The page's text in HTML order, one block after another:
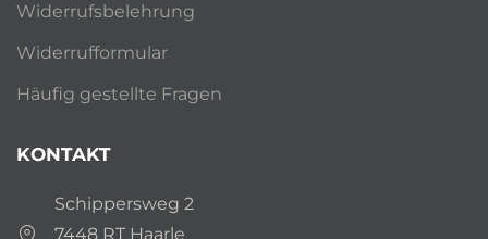
Widerrufsbelehrung
Widerrufformular
Häufig gestellte Fragen
KONTAKT
Schippersweg 2
7448 RT Haarle